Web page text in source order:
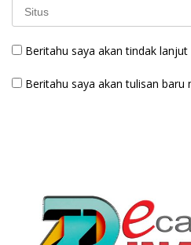
Beritahu saya akan tindak
Beritahu saya akan tulisan baru